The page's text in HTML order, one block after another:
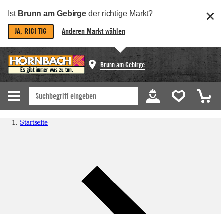
Ist Brunn am Gebirge der richtige Markt?
JA, RICHTIG Anderen Markt wählen
Brunn am Gebirge
Startseite